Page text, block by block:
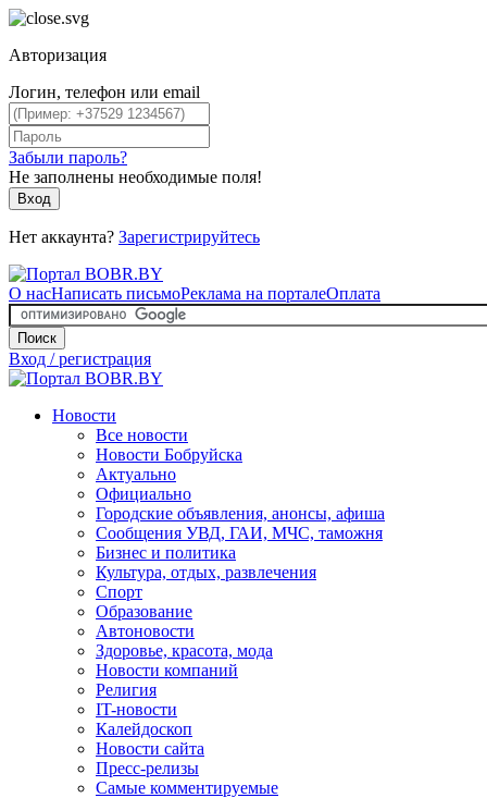
Авторизация
Логин, телефон или email
Забыли пароль?
Не заполнены необходимые поля!
Вход
Нет аккаунта? Зарегистрируйтесь
О насНаписать письмоРеклама на порталеОплата
Поиск
Вход / регистрация
Новости
Все новости
Новости Бобруйска
Актуально
Официально
Городские объявления, анонсы, афиша
Сообщения УВД, ГАИ, МЧС, таможня
Бизнес и политика
Культура, отдых, развлечения
Спорт
Образование
Автоновости
Здоровье, красота, мода
Новости компаний
Религия
IT-новости
Калейдоскоп
Новости сайта
Пресс-релизы
Самые комментируемые